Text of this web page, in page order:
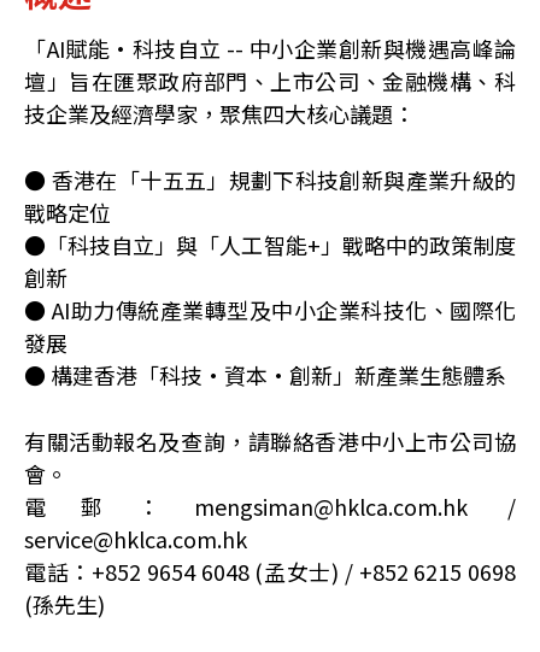
「AI賦能·科技自立 -- 中小企業創新與機遇高峰論
壇」旨在匯聚政府部門、上市公司、金融機構、科
技企業及經濟學家，聚焦四大核心議題：
● 香港在「十五五」規劃下科技創新與產業升級的
戰略定位
●「科技自立」與「人工智能+」戰略中的政策制度
創新
● AI助力傳統產業轉型及中小企業科技化、國際化
發展
● 構建香港「科技·資本·創新」新產業生態體系
有關活動報名及查詢，請聯絡香港中小上市公司協
會。
電郵：mengsiman@hklca.com.hk /
service@hklca.com.hk
電話：+852 9654 6048 (孟女士) / +852 6215 0698
(孫先生)